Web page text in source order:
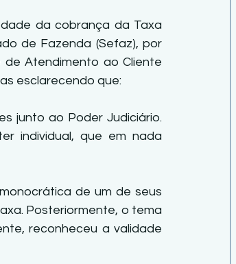
da cobrança da Taxa
de Fazenda (Sefaz), por
de Atendimento ao Cliente
esclarecendo que:
junto ao Poder Judiciário.
individual, que em nada
de um de seus
Posteriormente, o tema
reconheceu a validade